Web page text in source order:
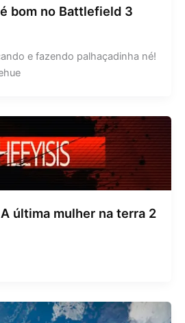
bom no Battlefield 3
e fazendo palhaçadinha né!
última mulher na terra 2